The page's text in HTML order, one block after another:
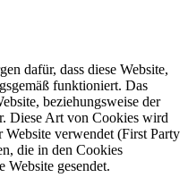
dafür, dass diese Website,
funktioniert. Das
beziehungsweise der
Diese Art von Cookies wird
verwendet (First Party
die in den Cookies
Website gesendet.